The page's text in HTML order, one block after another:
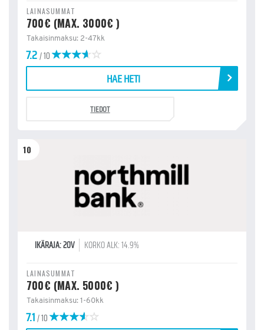
LAINASUMMAT
700€ (MAX. 3000€ )
Takaisinmaksu: 2-47kk
7.2/ 10
HAE HETI
TIEDOT
10
IKÄRAJA: 20V KORKO ALK: 14.9%
LAINASUMMAT
700€ (MAX. 5000€ )
Takaisinmaksu: 1-60kk
7.1/ 10